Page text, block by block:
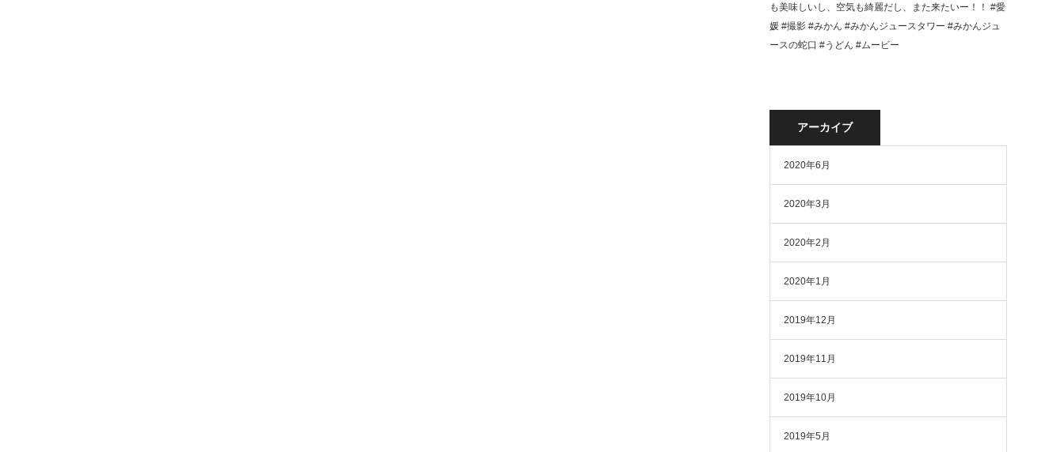
も美味しいし、空気も綺麗だし、また来たいー！！ #愛
媛 #撮影 #みかん #みかんジュースタワー #みかんジュ
ースの蛇口 #うどん #ムービー
アーカイブ
2020年6月
2020年3月
2020年2月
2020年1月
2019年12月
2019年11月
2019年10月
2019年5月